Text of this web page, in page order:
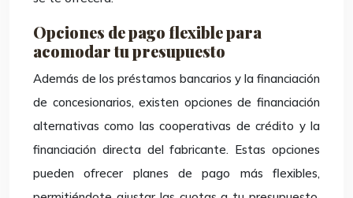
Opciones de pago flexible para
acomodar tu presupuesto
Además de los préstamos bancarios y la financiación
de concesionarios, existen opciones de financiación
alternativas como las cooperativas de crédito y la
financiación directa del fabricante. Estas opciones
pueden ofrecer planes de pago más flexibles,